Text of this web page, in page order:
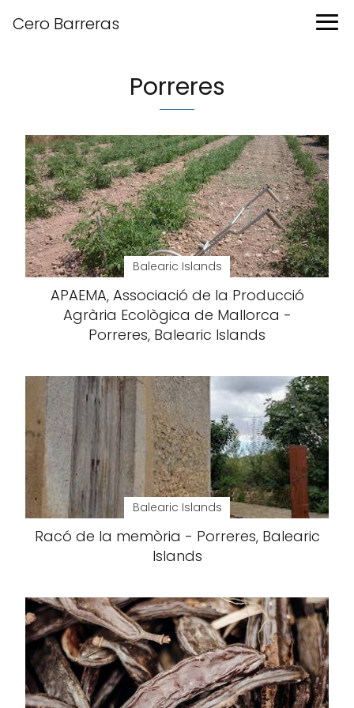
Cero Barreras
Porreres
Balearic Islands
APAEMA, Associació de la Producció
Agrària Ecològica de Mallorca -
Porreres, Balearic Islands
Balearic Islands
Racó de la memòria - Porreres, Balearic
Islands